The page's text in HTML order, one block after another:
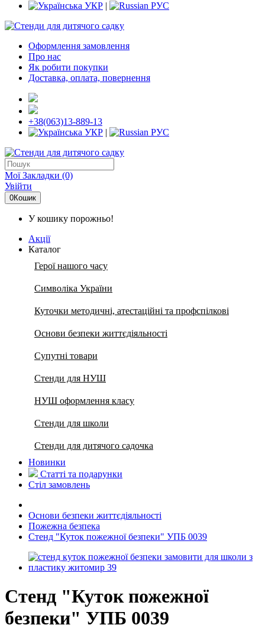
УКР | РУС
Оформлення замовлення
Про нас
Як робити покупки
Доставка, оплата, повернення
+38(063)13-889-13
УКР | РУС
Мої Закладки (0)
Увійти
0Кошик
У кошику порожньо!
Акції
Каталог
Герої нашого часу
Символіка України
Куточки методичні, атестаційні та профспілкові
Основи безпеки життєдіяльності
Супутні товари
Стенди для НУШ
НУШ оформлення класу
Стенди для школи
Стенди для дитячого садочка
Новинки
Статті та подарунки
Стіл замовлень
Основи безпеки життєдіяльності
Пожежна безпека
Стенд "Куток пожежної безпеки" УПБ 0039
Стенд "Куток пожежної
безпеки" УПБ 0039